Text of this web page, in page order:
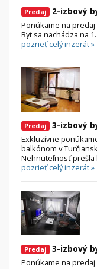
Predaj 2-izbový
Ponúkame na predaj
Byt sa nachádza na
pozrieť celý inzerát »
Predaj 3-izbový
Exkluzívne
balkónom v
Nehnuteľnosť prešla
pozrieť celý inzerát »
Predaj 3-izbový
Ponúkame na